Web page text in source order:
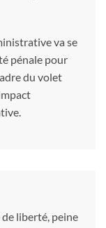
va se
pénale pour
du volet
liberté, peine